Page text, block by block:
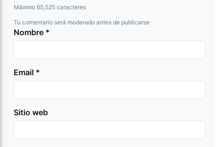
Máximo 65,525 caracteres
Tu comentario será moderado antes de publicarse
Nombre *
Email *
Sitio web